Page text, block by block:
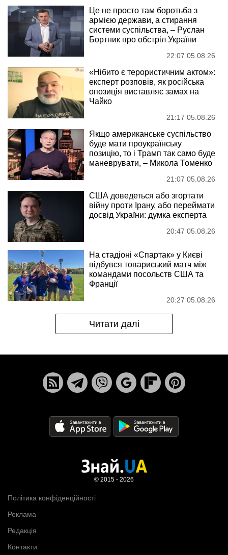
Це не просто там боротьба з
армією держави, а стирання
системи суспільства, – Руслан
Бортник про обстріл України
22:07 05.08.26
«Нібито є терористичним актом»:
експерт розповів, як російська
опозиція виставляє замах на
Чайко
21:17 05.08.26
Якщо американське суспільство
буде мати проукраїнську
позицію, то і Трамп так само буде
маневрувати, – Микола Томенко
21:07 05.08.26
США доведеться або згортати
війну проти Ірану, або переймати
досвід України: думка експерта
20:47 05.08.26
На стадіоні «Спартак» у Києві
відбувся товариський матч між
командами посольств США та
Франції
20:27 05.08.26
Читати далі
Політика конфіденційності
Реклама
Редакція
Контакти
© 2015 - 2026